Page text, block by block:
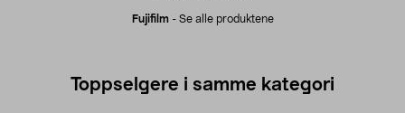
Fujifilm- Se alle produktene
Toppselgere i samme kategori